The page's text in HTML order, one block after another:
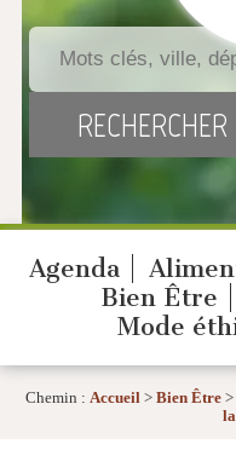
Agenda
Bien Être
Mode
Chemin : Accueil > Bien Être >